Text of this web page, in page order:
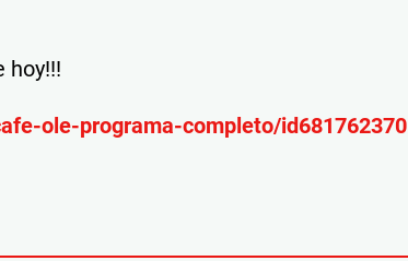
hoy!!!
ole-programa-completo/id681762370